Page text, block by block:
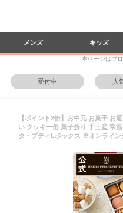
メンズ キッズ
本ページはプ
受付中 人
【ポイント2倍】お中元 お菓子 お
い クッキー缶 菓子折り 手土産 常
タ・プティLボックス ※オンライン